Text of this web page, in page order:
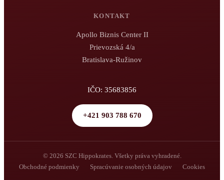
KONTAKT
Apollo Biznis Center II
Prievozská 4/a
Bratislava-Ružinov
IČO: 35683856
+421 903 788 670
© 2026 SZC Hippokrates. Všetky práva vyhradené.
Obchodné podmienky
Spracúvanie osobných údajov Cookies